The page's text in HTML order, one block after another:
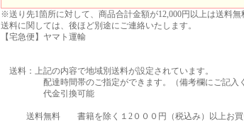
※送り先1箇所に対して、商品合計金額が12,000円以上は送料無
送料に関しては、後ほど別途にご連絡いたします。
【宅急便】ヤマト運輸
送料：上記の内容で地域別送料が設定されています。
配達時間帯のご指定ができます。（備考欄にご記入く
代金引換可能
送料無料 書籍を除く１2０００円（税込み）以上お買い